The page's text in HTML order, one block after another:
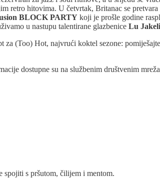
retro hitovima. U četvrtak, Britanac se
BLOCK PARTY koji je prošle godine
u nastupu talentirane glazbenice Lu
za (Too) Hot, najvrući koktel sezone:
dostupne su na službenim društvenim
spojiti s pršutom, čilijem i mentom.